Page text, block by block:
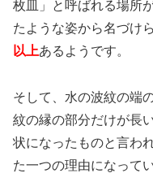
枚皿」と呼ばれる場所
たような姿から名づけ
以上あるようです。
そして、水の波紋の端
紋の縁の部分だけが長
状になったものと言わ
た一つの理由になって